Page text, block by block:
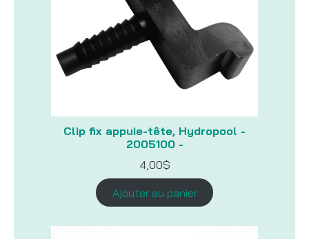
Clip fix appuie-tête, Hydropool -
2005100 -
4,00$
Ajouter au panier